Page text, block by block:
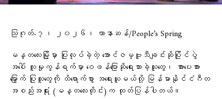
သြဂုတ်-၇၊ ၂၀၂၆၊ ဟာနာဆန်/People’s Spring
မန္တလေးမြို့မှာ ပြုလုပ်ခဲ့တဲ့ အောင်ဇမ္ဗူသီချင်းဆိုပြိုင်ပွဲ
အပေါ် လူမှုကွန်ရက်မှာ ဝေဖန်ပြောဆိုရေးသားခဲ့သူတွေ၊ အားပေးအား
မြှောက် ပြုသူတွေကို ထိရောက်စွာ အရေးယူမယ်လို့ မြန်မာနိုင်ငံဂီတ
အစည်းအရုံး (မန္တလေးတိုင်း)က ထုတ်ပြန်ပါတယ်။